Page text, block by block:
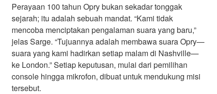
Perayaan 100 tahun Opry bukan sekadar tonggak
sejarah; itu adalah sebuah mandat. “Kami tidak
mencoba menciptakan pengalaman suara yang baru,”
jelas Sarge. “Tujuannya adalah membawa suara Opry—
suara yang kami hadirkan setiap malam di Nashville—
ke London.” Setiap keputusan, mulai dari pemilihan
console hingga mikrofon, dibuat untuk mendukung misi
tersebut.